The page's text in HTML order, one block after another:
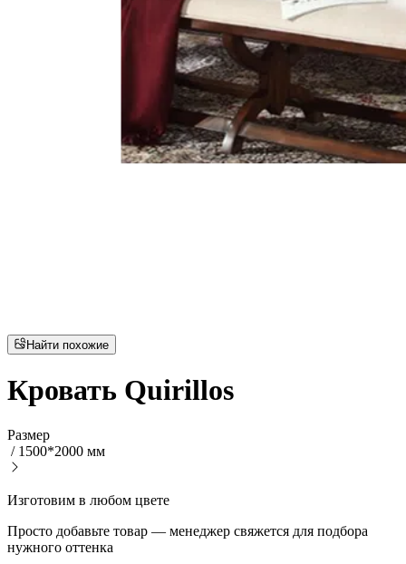
Найти похожие
Кровать Quirillos
Размер
/ 1500*2000 мм
Изготовим в любом цвете
Просто добавьте товар — менеджер свяжется для подбора
нужного оттенка